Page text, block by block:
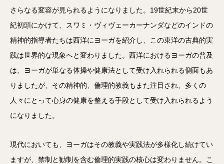
さらなる変容が見られるようになりました。19世紀末から20世
紀初頭にかけて、スワミ・ヴィヴェーカーナンダなどのインドの
精神的指導者たちは西洋にヨーガを紹介し、この東洋の古典的実
践は世界的な現象へと変わりました。西洋におけるヨーガの普及
は、ヨーガが単なる体操や健康法として受け入れられる側面もあ
りましたが、その精神的、倫理的教義もまた注目され、多くの
人々にとって心身の健康を整える手段として受け入れられるよう
になりました。
現代においても、ヨーガはその教義や実践法が多様化し続けてい
ますが、禁制と勧制を含む倫理的実践の核心は変わりません。こ